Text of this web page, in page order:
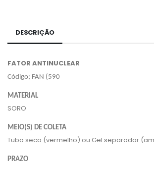
DESCRIÇÃO
FATOR ANTINUCLEAR
Código; FAN (590
MATERIAL
SORO
MEIO(S) DE COLETA
Tubo seco (vermelho) ou Gel separador
PRAZO